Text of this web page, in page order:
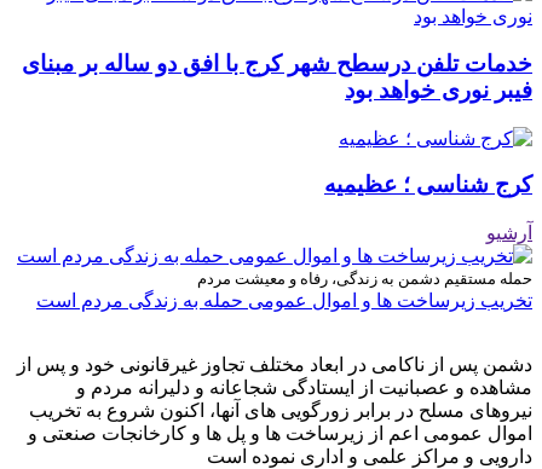
خدمات تلفن درسطح شهر کرج با افق دو ساله بر مبنای
فیبر نوری خواهد بود
کرج شناسی ؛ عظیمیه
آرشیو
حمله مستقیم دشمن به زندگی، رفاه و معیشت مردم
تخریب زیرساخت ها و اموال عمومی حمله به زندگی مردم است
دشمن پس از ناکامی در ابعاد مختلف تجاوز غیرقانونی خود و پس از
مشاهده و عصبانیت از ایستادگی شجاعانه و دلیرانه مردم و
نیروهای مسلح در برابر زورگویی های آنها، اکنون شروع به تخریب
اموال عمومی اعم از زیرساخت ها و پل ها و کارخانجات صنعتی و
دارویی و مراکز علمی و اداری نموده است